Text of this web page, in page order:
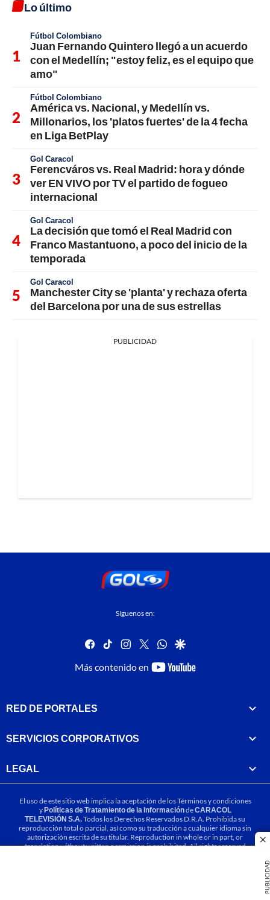
PUBLICIDAD
Lo último
Fútbol Colombiano
Juan Fernando Quintero llegó a un acuerdo
con el Medellín; "estoy feliz, es el equipo que
amo"
Fútbol Colombiano
América vs. Nacional, y Medellín vs.
Millonarios, los 'platos fuertes' de la 4 fecha
en Liga BetPlay
Gol Caracol
Ferencváros vs. Real Madrid: hora y dónde
ver EN VIVO por TV el partido de fogueo
internacional
Gol Caracol
La decisión que tomó el Real Madrid con
Franco Mastantuono, a poco del inicio de la
temporada
Gol Caracol
Manchester City se 'planta' y rechaza oferta
del Barcelona por una de sus estrellas
PUBLICIDAD
Síguenos en:
facebook
tiktok instagram
twitterwhatsapp
google
Más contenido en
youtube-
RED DE PORTALES
SERVICIOS CORPORATIVOS
LEGAL
El uso de este sitio web implica la aceptación de losTérminos y condiciones
yPolíticas de Tratamiento de la InformacióndeCARACOL
TELEVISIÓN S.A.Todos los Derechos Reservados D.R.A. Prohibida su
reproducción total o parcial, así como su traducción a cualquier idioma sin
autorización escrita de su titular. Reproduction in whole or in part, or
translation without written permission is prohibited. All rights reserved